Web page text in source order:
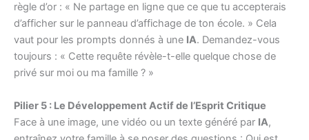
règle d’or : « Ne partage en ligne que ce que tu accepterais
d’afficher sur le panneau d’affichage de ton école. » Cela
vaut pour les prompts donnés à une IA. Demandez-vous
toujours : « Cette requête révèle-t-elle quelque chose de
privé sur moi ou ma famille ? »
Pilier 5 : Le Développement Actif de l’Esprit Critique
Face à une image, une vidéo ou un texte généré par IA,